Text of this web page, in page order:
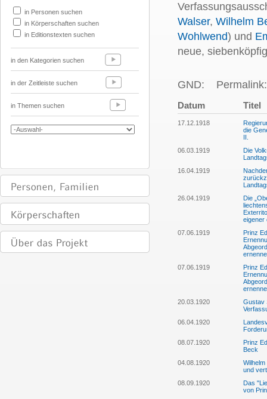
in Personen suchen
in Körperschaften suchen
in Editionstexten suchen
in den Kategorien suchen
in der Zeitleiste suchen
in Themen suchen
Walser, Wilhelm
Wohlwend) und
neue,
GND:
Datum Titel
17.12.1918
die
II.
06.03.1919
Die
16.04.1919
26.04.1919
Die
eigener
07.06.1919
Prinz
07.06.1919
Prinz
20.03.1920
Gustav
06.04.1920
08.07.1920
Prinz
Beck
04.08.1920
und
08.09.1920
Das
von